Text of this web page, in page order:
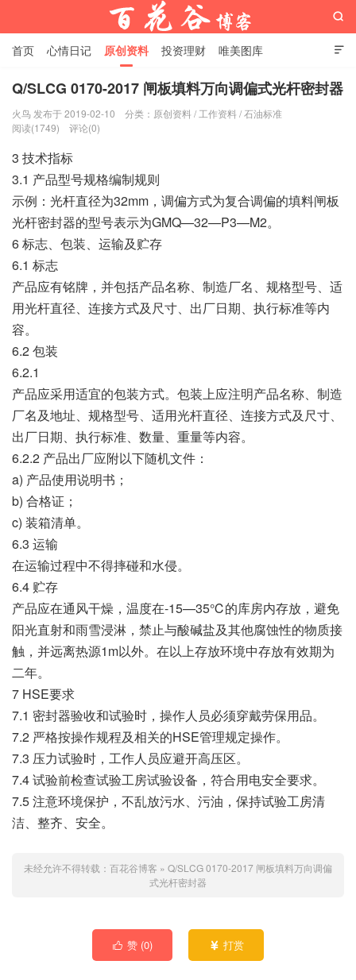

首页 心情日记 原创资料 投资理财 唯美图库
影音视频 工作照片 Python代码

Q/SLCG 0170-2017 闸板填料万向调偏式光杆密封器
火鸟 发布于 2019-02-10 分类： 原创资料 / 工作资料 /石油标准
阅读(1749)
评论(0)
3 技术指标
3.1 产品型号规格编制规则
示例：光杆直径为32mm，调偏方式为复合调偏的填料闸板
光杆密封器的型号表示为GMQ—32—P3—M2。
6 标志、包装、运输及贮存
6.1 标志
产品应有铭牌，并包括产品名称、制造厂名、规格型号、适
用光杆直径、连接方式及尺寸、出厂日期、执行标准等内
容。
6.2 包装
6.2.1
产品应采用适宜的包装方式。包装上应注明产品名称、制造
厂名及地址、规格型号、适用光杆直径、连接方式及尺寸、
出厂日期、执行标准、数量、重量等内容。
6.2.2 产品出厂应附以下随机文件：
a) 产品使用说明书；
b) 合格证；
c) 装箱清单。
6.3 运输
在运输过程中不得摔碰和水侵。
6.4 贮存
产品应在通风干燥，温度在-15—35℃的库房内存放，避免
阳光直射和雨雪浸淋，禁止与酸碱盐及其他腐蚀性的物质接
触，并远离热源1m以外。在以上存放环境中存放有效期为
二年。
7 HSE要求
7.1 密封器验收和试验时，操作人员必须穿戴劳保用品。
7.2 严格按操作规程及相关的HSE管理规定操作。
7.3 压力试验时，工作人员应避开高压区。
7.4 试验前检查试验工房试验设备，符合用电安全要求。
7.5 注意环境保护，不乱放污水、污油，保持试验工房清
洁、整齐、安全。
未经允许不得转载： 百花谷博客 » Q/SLCG 0170-2017 闸板填料万向调偏
式光杆密封器
 赞 (0)  打赏